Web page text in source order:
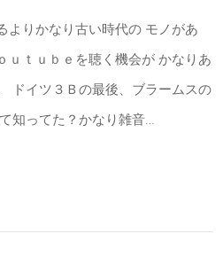
よりかなり古い時代の モノがあ
ｕｔｕｂｅを聴く機会が かなりあ
ドイツ３Ｂの最後、ブラームスの
知ってた？かなり雑音…